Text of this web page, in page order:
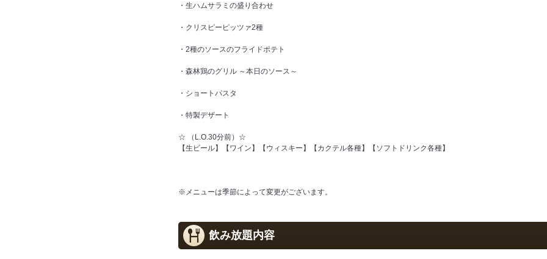
・生ハムサラミの盛り合わせ
・クリスピーピッツァ2種
・2種のソースのフライドポテト
・森林鶏のグリル ～本日のソース～
・ショートパスタ
・特製デザート
☆ （L.O.30分前）☆
【生ビール】【ワイン】【ウィスキー】【カクテル各種】【ソフトドリンク各種】
※メニューは季節によって変更がございます。
飲み放題内容